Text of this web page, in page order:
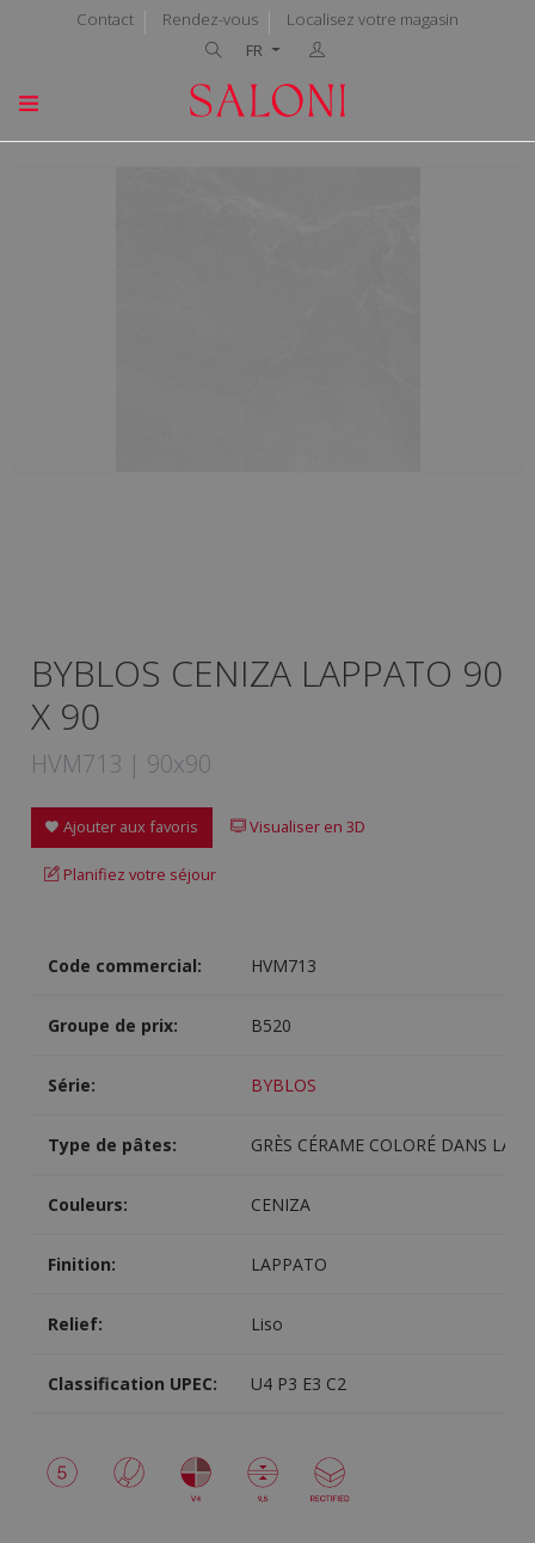
Contact Rendez-vous
Localisez votre magasin
FR
BYBLOS CENIZA LAPPATO 90
X 90
HVM713 | 90x90
Ajouter aux favoris Visualiser en 3D
Planifiez votre séjour
Code commercial: HVM713
Groupe de prix: B520
Série: BYBLOS
Type de pâtes: GRÈS CÉRAME COLORÉ DANS LA
Couleurs: CENIZA
Finition: LAPPATO
Relief: Liso
Classification UPEC: U4 P3 E3 C2